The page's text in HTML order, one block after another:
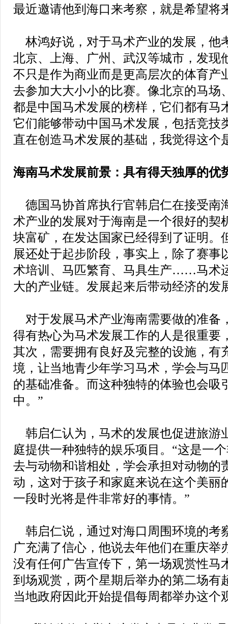
最近邀请他到海口来考察，就是希望将
林鸿好说，对于马术产业的发展，他
北京、上海、广州、武汉等城市，发现
不只是作为商业而是更高层次的体育产
去参加大大小小的比赛。像北京的马场
都是中国马术发展的榜样，它们都有马
它们能够带动中国马术发展，包括竞技
直在创造马术发展的基础，我觉得这个
海南马术发展前景：具有得天独厚的优
德国马协首席执行官韩启仁在接受南
术产业的发展对于海南是一个很好的契
块富矿，在发达国家已经得到了证明。
展还处于起步阶段，事实上，除了赛事
术培训、马匹繁育、马具生产……马术
大的产业链。发展起来后带动经济的发
对于发展马术产业海南需要做的准备
得有热心为马术发展工作的人是很重要
其次，需要拥有良好及完整的设施，有
境，让当地青少年学习马术，学会与马
的基础准备。而这种独特的体验也会吸
中。”
韩启仁认为，马术的发展也促进旅游
庭提供一种独特的娱乐项目。“这是一
去与动物和谐相处，学会承担对动物的
动，这对于孩子和家庭来说在这个美丽
一段时光将是件非常好的事情。”
韩启仁说，通过对海口周围环境的考
广充满了信心，他说去年他们在重庆举
没有任何广告宣传下，第一场观赏性马
到场观赏，两个星期后举办的第二场有
当地政府因此开始提倡每周都举办这个